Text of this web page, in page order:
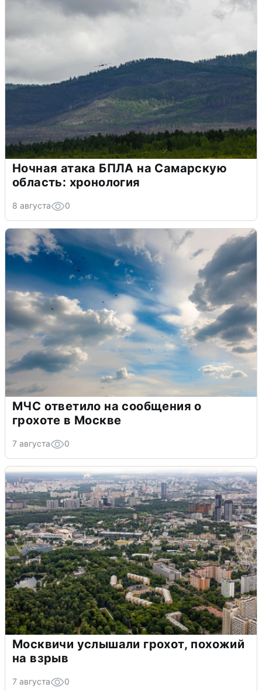
Ночная атака БПЛА на Самарскую
область: хронология
8 августа 0
МЧС ответило на сообщения о
грохоте в Москве
7 августа 0
Москвичи услышали грохот, похожий
на взрыв
7 августа 0